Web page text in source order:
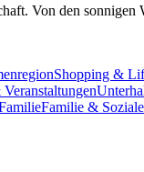
Von den
Shopping &
Familie &